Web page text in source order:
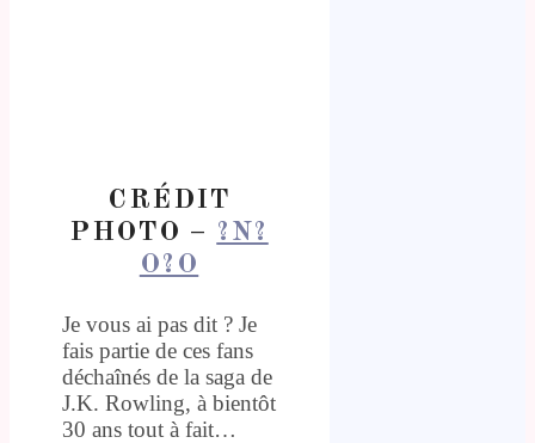
CRÉDIT
PHOTO – ?N?
O?O
Je vous ai pas dit ? Je
fais partie de ces fans
déchaînés de la saga de
J.K. Rowling, à bientôt
30 ans tout à fait…